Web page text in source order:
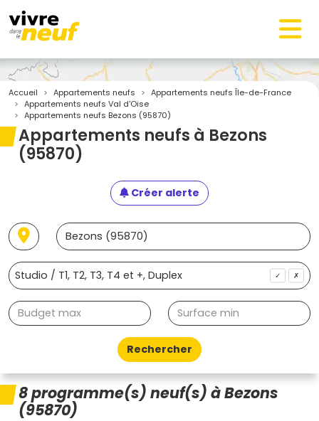
Accueil Appartements neufs
Appartements neufs Île-de-France
Appartements neufs Val d'Oise
Appartements neufs Bezons (95870)
Appartements neufs à Bezons
(95870)
Créer alerte
✓ ✗
Rechercher
8 programme(s) neuf(s) à Bezons
(95870)